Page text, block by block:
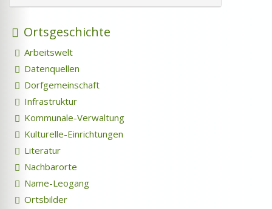
Ortsgeschichte
Arbeitswelt
Datenquellen
Dorfgemeinschaft
Infrastruktur
Kommunale-Verwaltung
Kulturelle-Einrichtungen
Literatur
Nachbarorte
Name-Leogang
Ortsbilder